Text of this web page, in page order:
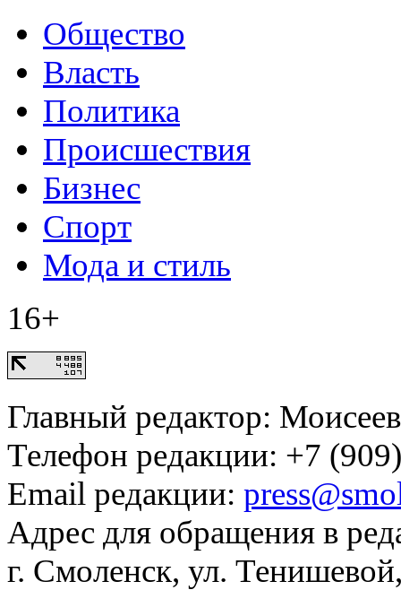
Общество
Власть
Политика
Происшествия
Бизнес
Спорт
Мода и стиль
16+
Главный редактор:
Телефон редакции: +7
Email редакции:
Адрес для обращения в
г. Смоленск, ул.